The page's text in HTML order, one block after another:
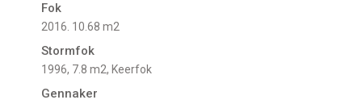
Fok
2016. 10.68 m2
Stormfok
1996, 7.8 m2, Keerfok
Gennaker